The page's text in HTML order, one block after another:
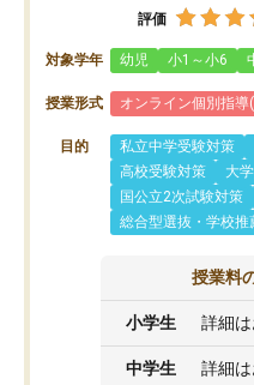
評価
対象学年 幼児 小1～小6
授業形式 オンライン個別指導
目的 私立中学受験対策
高校受験対策
大
国公立2次試験対策
総合型選抜・学校推
授業料
小学生 詳細
中学生 詳細